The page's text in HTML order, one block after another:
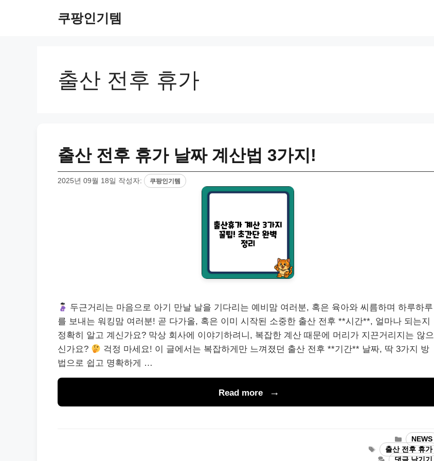
쿠팡인기템
출산 전후 휴가
출산 전후 휴가 날짜 계산법 3가지!
2025년 09월 18일 작성자: 쿠팡인기템
두근거리는 마음으로 아기 만날 날을 기다리는 예비맘 여러분, 혹은 육아와 씨름하며 하루하루
를 보내는 워킹맘 여러분! 곧 다가올, 혹은 이미 시작된 소중한 출산 전후 **시간**, 얼마나 되는지
정확히 알고 계신가요? 막상 회사에 이야기하려니, 복잡한 계산 때문에 머리가 지끈거리지는 않으
신가요?
걱정 마세요! 이 글에서는 복잡하게만 느껴졌던 출산 전후 **기간** 날짜, 딱 3가지 방
법으로 쉽고 명확하게 …
Read more
카
테
고
NEWS
태
그
출산 전후 휴가